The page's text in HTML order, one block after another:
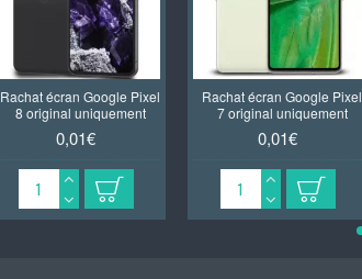
Rachat écran Google Pixel
8 original uniquement
0,01€
Rachat écran Google Pixel
7 original uniquement
0,01€